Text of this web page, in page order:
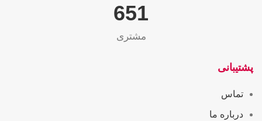
655
مشتری
پشتیبانی
تماس
درباره ما